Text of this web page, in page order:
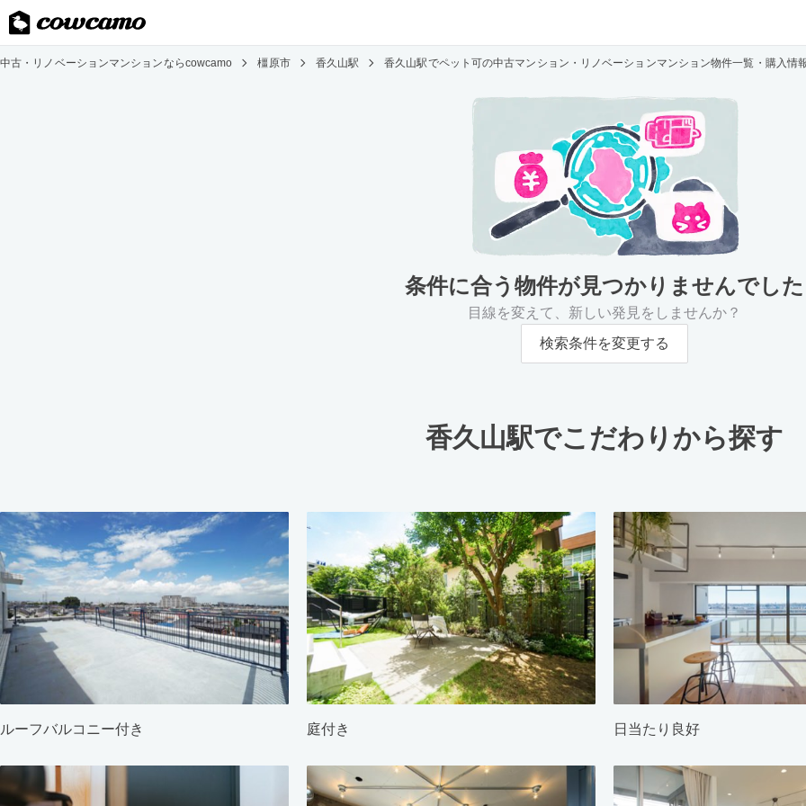
中古・リノベーションマンションならcowcamo 橿原市 香久山駅 香久山駅でペット可の中古マンション・リノベーションマンション物件一覧・購入情
条件に合う物件が見つかりませんでした
目線を変えて、新しい発見をしませんか？
検索条件を変更する
香久山駅でこだわりから探す
ルーフバルコニー付き 庭付き 日当たり良好